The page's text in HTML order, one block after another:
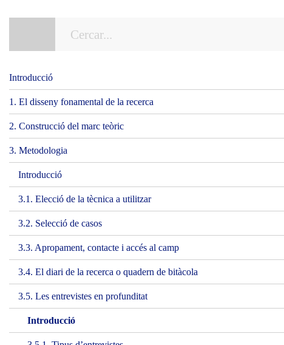
Introducció
1. El disseny fonamental de la recerca
2. Construcció del marc teòric
3. Metodologia
Introducció
3.1. Elecció de la tècnica a utilitzar
3.2. Selecció de casos
3.3. Apropament, contacte i accés al camp
3.4. El diari de la recerca o quadern de bitàcola
3.5. Les entrevistes en profunditat
Introducció